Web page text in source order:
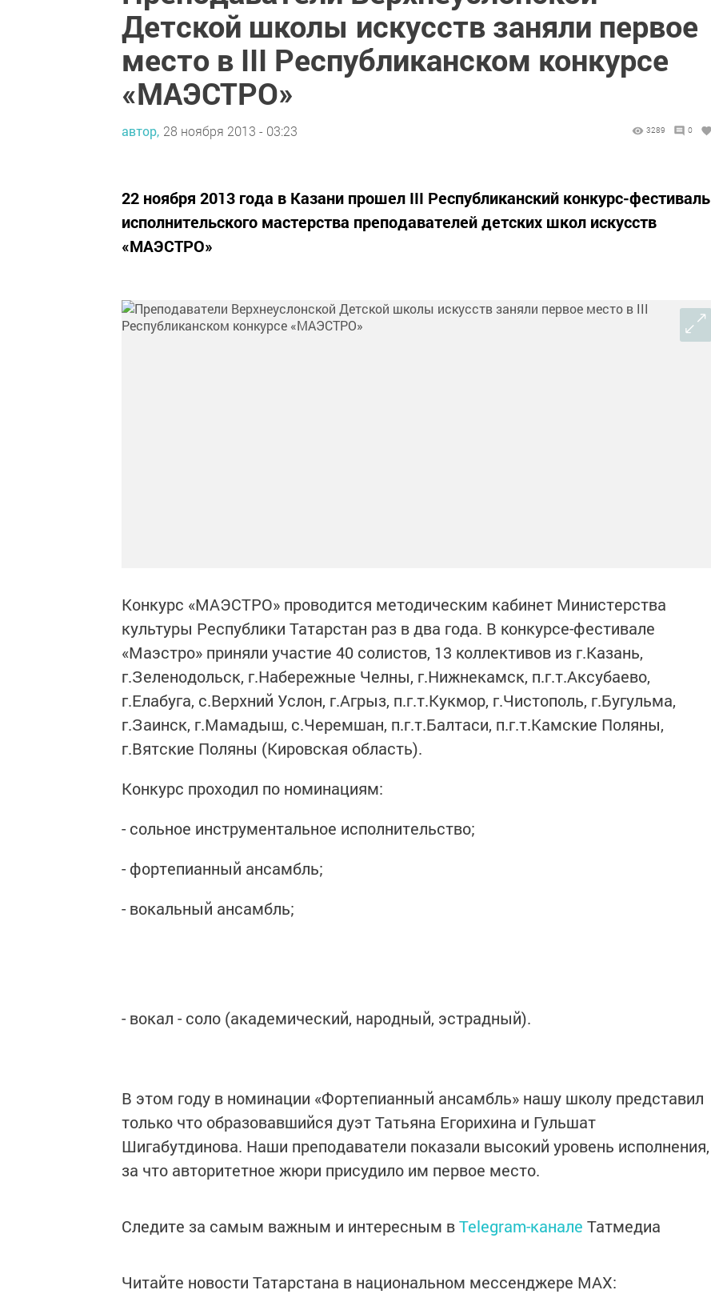
Детской школы искусств заняли первое
место в III Республиканском конкурсе
«МАЭСТРО»
автор, 28 ноября 2013 - 03:23 3289 0
22 ноября 2013 года в Казани прошел III Республиканский конкурс-фестиваль
исполнительского мастерства преподавателей детских школ искусств
«МАЭСТРО»
Конкурс «МАЭСТРО» проводится методическим кабинет Министерства
культуры Республики Татарстан раз в два года. В конкурсе-фестивале
«Маэстро» приняли участие 40 солистов, 13 коллективов из г.Казань,
г.Зеленодольск, г.Набережные Челны, г.Нижнекамск, п.г.т.Аксубаево,
г.Елабуга, с.Верхний Услон, г.Агрыз, п.г.т.Кукмор, г.Чистополь, г.Бугульма,
г.Заинск, г.Мамадыш, с.Черемшан, п.г.т.Балтаси, п.г.т.Камские Поляны,
г.Вятские Поляны (Кировская область).
Конкурс проходил по номинациям:
- сольное инструментальное исполнительство;
- фортепианный ансамбль;
- вокальный ансамбль;
- вокал - соло (академический, народный, эстрадный).
В этом году в номинации «Фортепианный ансамбль» нашу школу представил
только что образовавшийся дуэт Татьяна Егорихина и Гульшат
Шигабутдинова. Наши преподаватели показали высокий уровень исполнения,
за что авторитетное жюри присудило им первое место.
Следите за самым важным и интересным вTelegram-канале Татмедиа
Читайте новости Татарстана в национальном мессенджере MАХ: